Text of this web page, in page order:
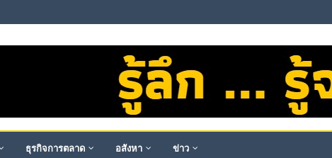
ธุรกิจการตลาด อสังหา ข่าว